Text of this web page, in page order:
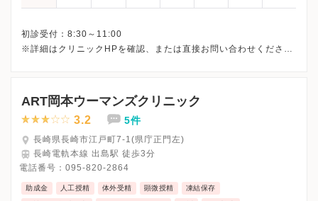
初診受付：8:30～11:00
※詳細はクリニックHPを確認、または直接お問い合わせくださ
ART岡本ウーマンズクリニック
3.2 5件
長崎県長崎市江戸町7-1(県庁正門左)
長崎電軌本線 出島駅 徒歩3分
電話番号： 095-820-2864
助成金 人工授精 体外受精 顕微授精 凍結保存